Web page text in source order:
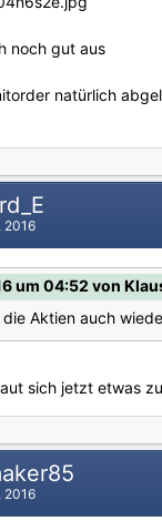
noch gut aus
natürlich
2016
um 04:52 von
Aktien auch
sich jetzt etwas
2016